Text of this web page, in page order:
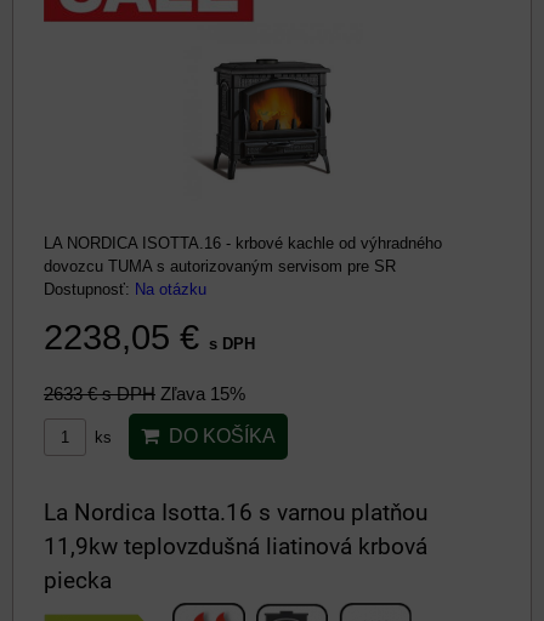
LA NORDICA ISOTTA.16 - krbové kachle od výhradného
dovozcu TUMA s autorizovaným servisom pre SR
Dostupnosť: Na otázku
2238,05 € s DPH
2633 €s DPH Zľava 15%
ks DO KOŠÍKA
La Nordica Isotta.16 s varnou platňou
11,9kw teplovzdušná liatinová krbová
piecka